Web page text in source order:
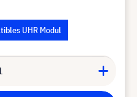
UHR Modul